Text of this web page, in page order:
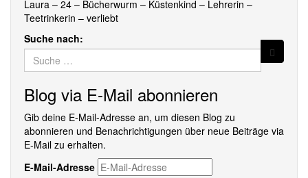
Laura – 24 – Bücherwurm – Küstenkind – Lehrerin –
Teetrinkerin – verliebt
Suche nach:
Blog via E-Mail abonnieren
Gib deine E-Mail-Adresse an, um diesen Blog zu
abonnieren und Benachrichtigungen über neue Beiträge via
E-Mail zu erhalten.
E-Mail-Adresse